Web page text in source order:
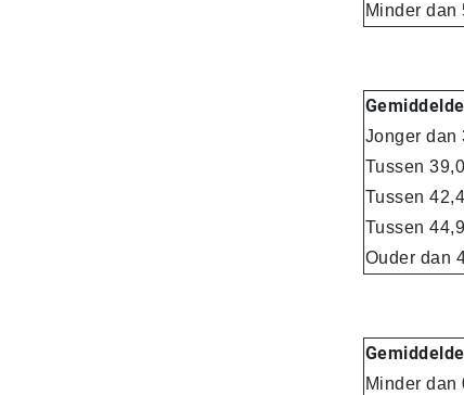
Minder dan
Jonger dan
Tussen
Tussen
Tussen
Ouder dan
Minder dan